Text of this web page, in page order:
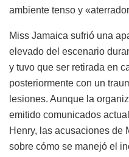
ambiente tenso y
Miss Jamaica sufrió una
elevado del escenario
y tuvo que ser retirada en
posteriormente con un
lesiones. Aunque la
emitido comunicados
Henry, las acusaciones de
sobre cómo se manejó el